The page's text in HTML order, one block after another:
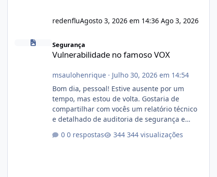
redenfluAgosto 3, 2026 em 14:36 Ago 3, 2026
Vulnerabilidade no famoso VOX
Segurança
Vulnerabilidade no famoso VOX
msaulohenrique· Julho 30, 2026 em 14:54
Bom dia, pessoal! Estive ausente por um
tempo, mas estou de volta. Gostaria de
compartilhar com vocês um relatório técnico
e detalhado de auditoria de segurança e
atualmente em circulação e comercialização
0 respostas 344 visualizações